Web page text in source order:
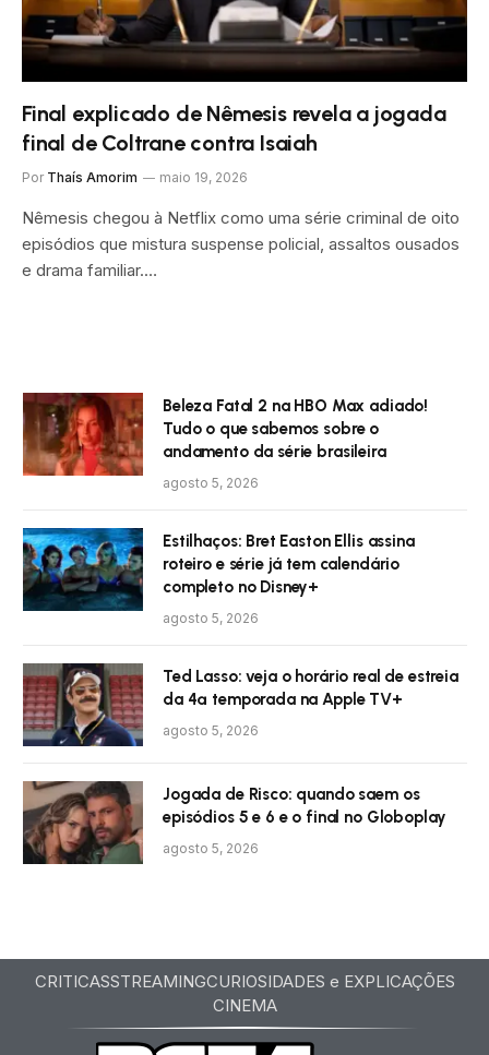
Final explicado de Nêmesis revela a jogada
final de Coltrane contra Isaiah
Por Thaís Amorim maio 19, 2026
Nêmesis chegou à Netflix como uma série criminal de oito
episódios que mistura suspense policial, assaltos ousados
e drama familiar.…
Beleza Fatal 2 na HBO Max adiado!
Tudo o que sabemos sobre o
andamento da série brasileira
agosto 5, 2026
Estilhaços: Bret Easton Ellis assina
roteiro e série já tem calendário
completo no Disney+
agosto 5, 2026
Ted Lasso: veja o horário real de estreia
da 4ª temporada na Apple TV+
agosto 5, 2026
Jogada de Risco: quando saem os
episódios 5 e 6 e o final no Globoplay
agosto 5, 2026
CRITICASSTREAMINGCURIOSIDADES e EXPLICAÇÕES
CINEMA